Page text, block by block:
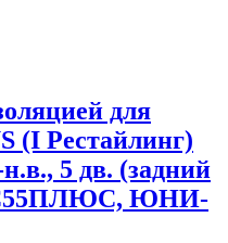
для
(I Рестайлинг)
5 дв. (задний
ЮНИ-